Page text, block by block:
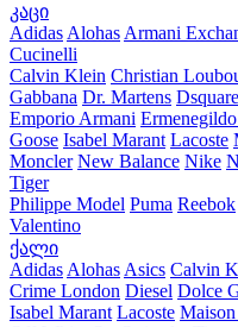
კაცი
Adidas Alohas Armani
Cucinelli
Calvin Klein Christian
Gabbana Dr. Martens
Emporio Armani
Goose Isabel Marant Lacoste
Moncler New Balance Nike
Tiger
Philippe Model Puma Reebok
Valentino
ქალი
Adidas Alohas Asics Calvin
Crime London Diesel Dolce
Isabel Marant Lacoste